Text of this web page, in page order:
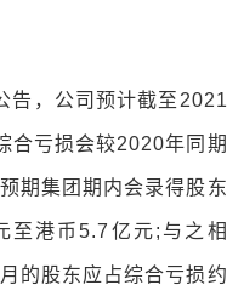
告，公司预计截至2021
合亏损会较2020年同期
期集团期内会录得股东
至港币5.7亿元;与之相
的股东应占综合亏损约